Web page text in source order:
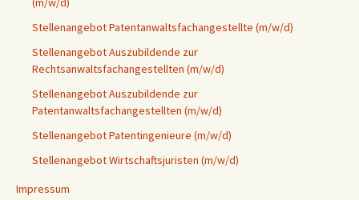
Stellenangebot Patentanwaltsfachangestellte (m/w/d)
Stellenangebot Auszubildende zur
Rechtsanwaltsfachangestellten (m/w/d)
Stellenangebot Auszubildende zur
Patentanwaltsfachangestellten (m/w/d)
Stellenangebot Patentingenieure (m/w/d)
Stellenangebot Wirtschaftsjuristen (m/w/d)
Impressum